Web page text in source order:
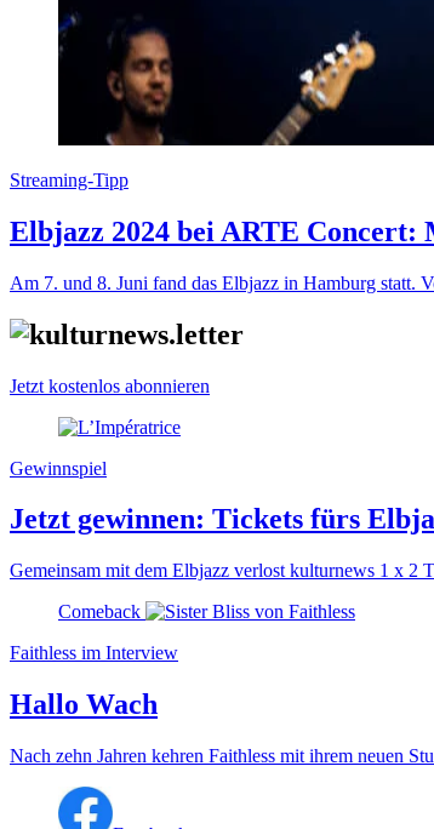
Streaming-Tipp
Elbjazz 2024 bei ARTE Concert:
Am 7. und 8. Juni fand das Elbjazz in Hamburg statt.
Jetzt kostenlos abonnieren
Gewinnspiel
Jetzt gewinnen: Tickets fürs
Gemeinsam mit dem Elbjazz verlost kulturnews 1 x 2
Comeback
Faithless im Interview
Hallo Wach
Nach zehn Jahren kehren Faithless mit ihrem neuen